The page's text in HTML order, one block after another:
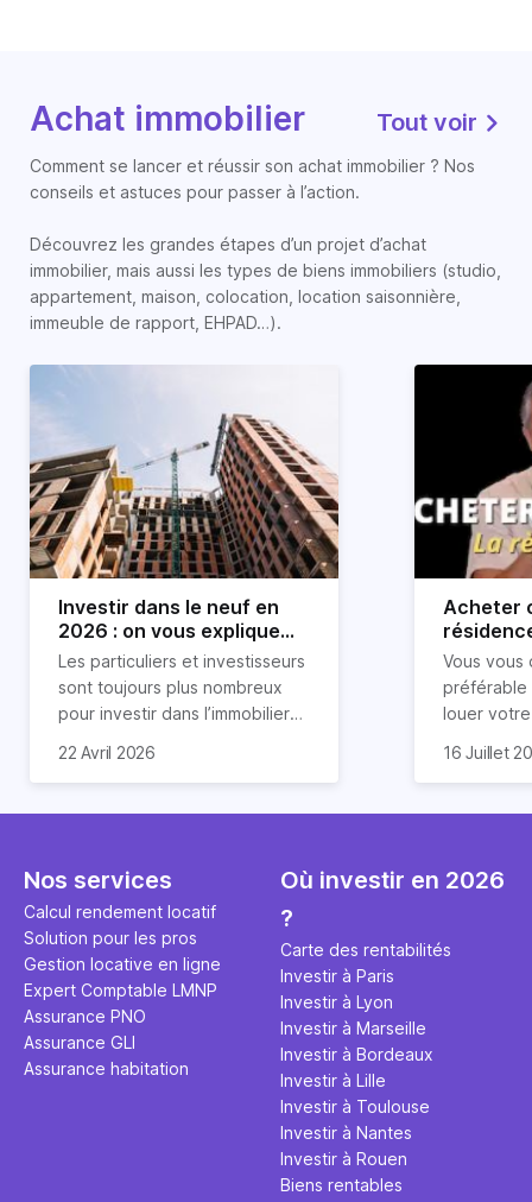
Achat immobilier Tout voir
Comment se lancer et réussir son achat immobilier ? Nos
conseils et astuces pour passer à l’action.
Découvrez les grandes étapes d’un projet d’achat
immobilier, mais aussi les types de biens immobiliers (studio,
appartement, maison, colocation, location saisonnière,
immeuble de rapport, EHPAD…).
Investir dans le neuf en
2026 : on vous explique
tout !
Les particuliers et investisseurs
sont toujours plus nombreux
pour investir dans l’immobilier
nombreux avantages à choisir
expliquons tout dans cet
22 Avril 2026
Acheter
règle
révélée
Vous vous
préférable
louer
expert en
règle
ce secret
l'argent
principale
études et
16 Juillet
Nos services
Calcul rendement locatif
Solution pour les pros
Gestion locative en ligne
Expert Comptable LMNP
Assurance PNO
Assurance GLI
Assurance habitation
Où investir en 2026
?
Carte des rentabilités
Investir à Paris
Investir à Lyon
Investir à Marseille
Investir à Bordeaux
Investir à Lille
Investir à Toulouse
Investir à Nantes
Investir à Rouen
Biens rentables